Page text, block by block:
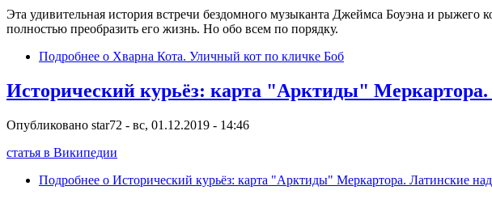
Эта удивительная история встречи бездомного музыканта Джеймса Боуэна и
полностью преобразить его жизнь. Но обо всем по порядку.
Подробнее о Хварна Кота. Уличный кот по кличке Боб
Исторический курьёз: карта "Арктиды"
Опубликовано star72 - вс, 01.12.2019 - 14:46
статья в Википедии
Подробнее о Исторический курьёз: карта "Арктиды" Меркартора. Латинские